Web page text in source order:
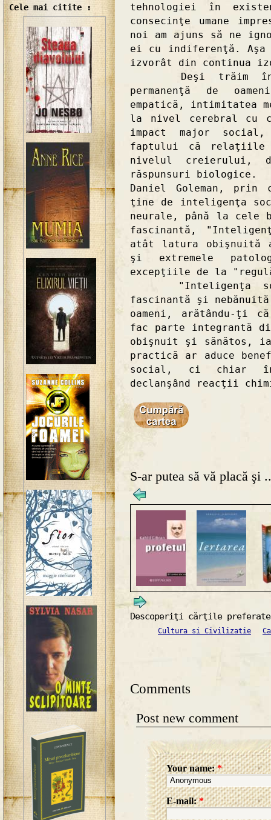
Cele mai citite :
tehnologiei în
consecinţe umane
noi am ajuns să ne
ei cu indiferenţă.
izvorât din continua
Deşi trăim în
permanenţă de
empatică, intimitatea
la nivel cerebral cu
impact major
faptului că relaţiile
nivelul creierului,
răspunsuri biologice.
Daniel Goleman,
ţine de inteligenţa
neurale, până la cele
fascinantă,
atât latura
şi extremele
excepţiile de la
"Inteligenţa
fascinantă şi
oameni, arătându-ţi
fac parte integrantă
obişnuit şi sănătos,
practică ar aduce
social, ci chiar în
declanşând reacţii
S-ar putea să vă placă şi
Descoperiţi cărţile
Cultura si Civilizatie
Comments
Post new comment
Your name:*
E-mail:*